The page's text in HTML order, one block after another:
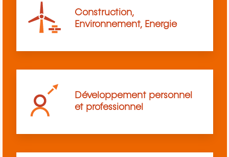
Construction,
Environnement, Energie
Développement personnel
et professionnel